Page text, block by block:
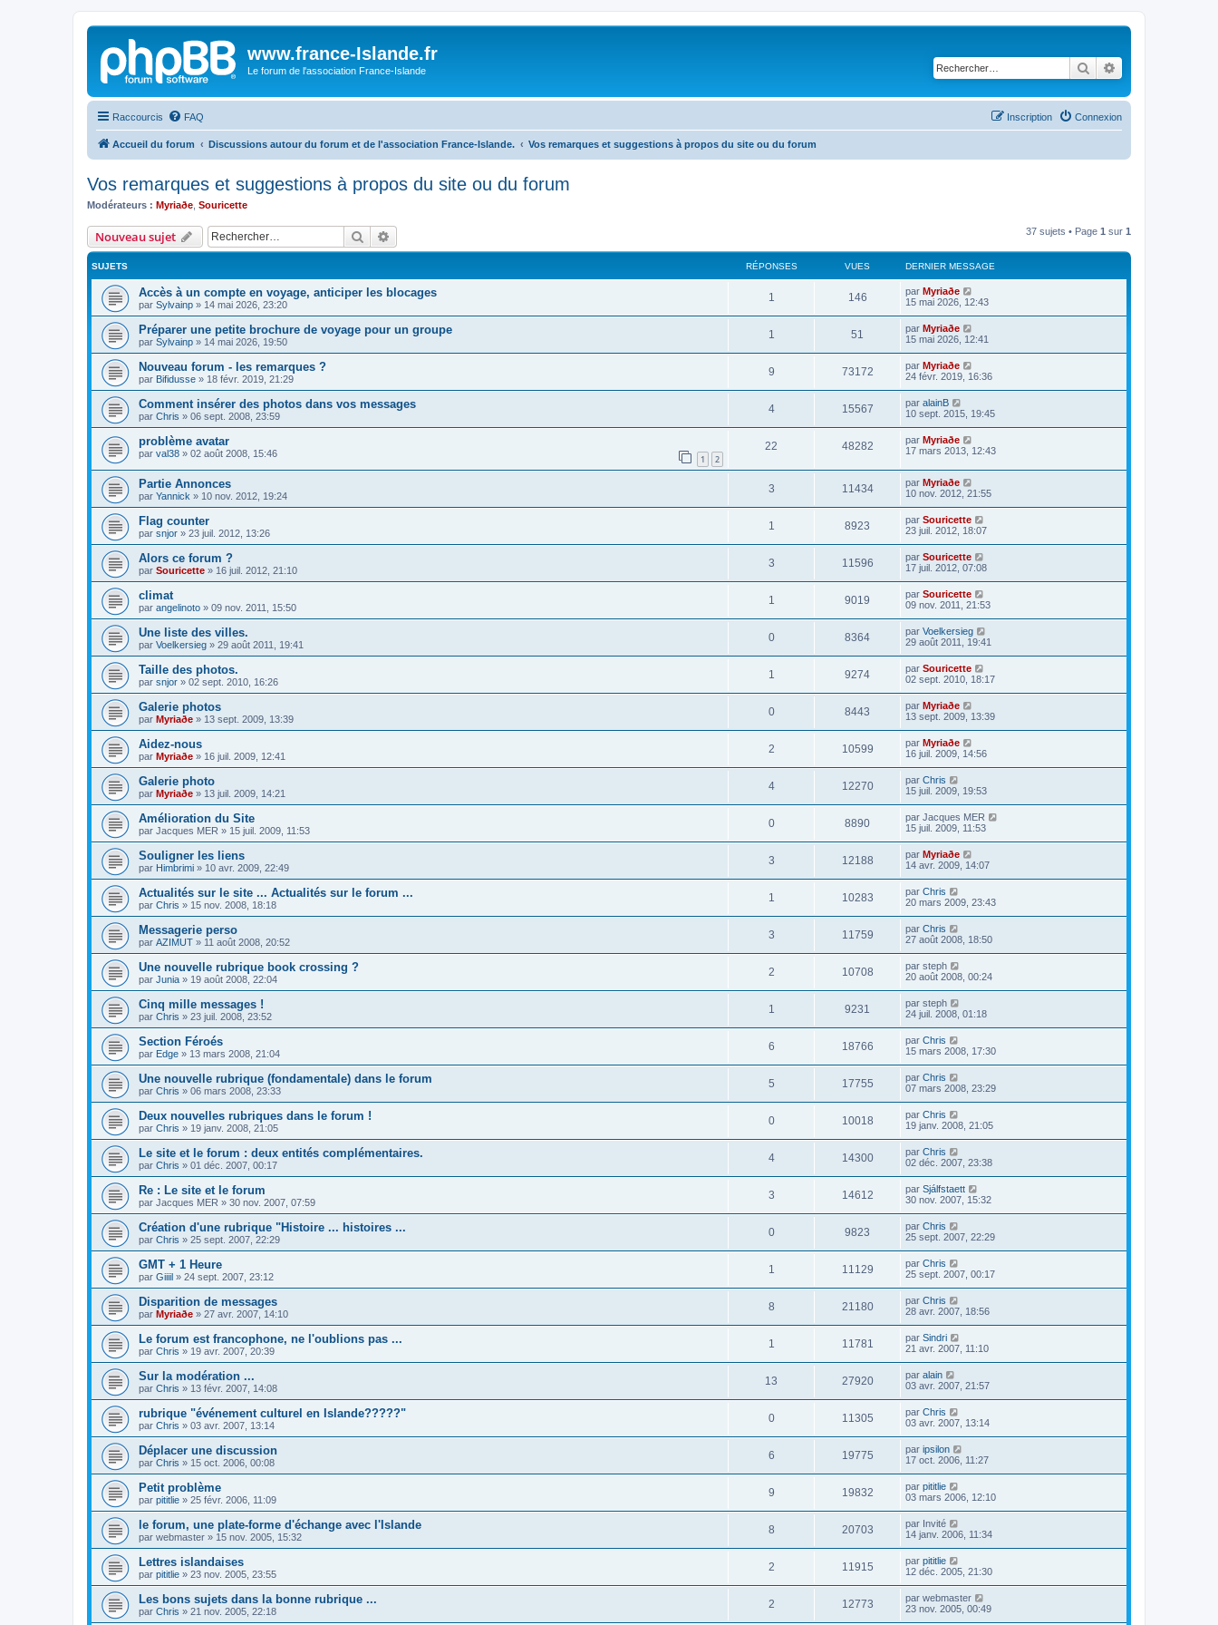
www.france-Islande.fr
Le forum de l'association France-Islande Rechercher
Raccourcis FAQ Connexion
Inscription
Accueil du forum Discussions autour du forum et de l'association France-Islande. Vos remarques et suggestions à propos du site ou du forum
Vos remarques et suggestions à propos du site ou du forum
Modérateurs : Myriaðe Souricette
Nouveau sujet Rechercher 37 sujets • Page 1 sur 1
SUJETS RÉPONSES VUES DERNIER MESSAGE
Accès à un compte en voyage, anticiper les blocages
par Sylvainp » 14 mai 2026, 23:20
1 146 par Myriaðe
15 mai 2026, 12:43
Préparer une petite brochure de voyage pour un groupe
par Sylvainp » 14 mai 2026, 19:50
1 51 par Myriaðe
15 mai 2026, 12:41
Nouveau forum - les remarques ?
par Bifidusse » 18 févr. 2019, 21:29
9 73172 par Myriaðe
24 févr. 2019, 16:36
Comment insérer des photos dans vos messages
par Chris » 06 sept. 2008, 23:59
4 15567 par alainB
10 sept. 2015, 19:45
problème avatar
par val38 » 02 août 2008, 15:46 1 2
22 48282 par Myriaðe
17 mars 2013, 12:43
Partie Annonces
par Yannick » 10 nov. 2012, 19:24
3 11434 par Myriaðe
10 nov. 2012, 21:55
Flag counter
par snjor » 23 juil. 2012, 13:26
1 8923 par Souricette
23 juil. 2012, 18:07
Alors ce forum ?
par Souricette » 16 juil. 2012, 21:10
3 11596 par Souricette
17 juil. 2012, 07:08
climat
par angelinoto » 09 nov. 2011, 15:50
1 9019 par Souricette
09 nov. 2011, 21:53
Une liste des villes.
par Voelkersieg » 29 août 2011, 19:41
0 8364 par Voelkersieg
29 août 2011, 19:41
Taille des photos.
par snjor » 02 sept. 2010, 16:26
1 9274 par Souricette
02 sept. 2010, 18:17
Galerie photos
par Myriaðe » 13 sept. 2009, 13:39
0 8443 par Myriaðe
13 sept. 2009, 13:39
Aidez-nous
par Myriaðe » 16 juil. 2009, 12:41
2 10599 par Myriaðe
16 juil. 2009, 14:56
Galerie photo
par Myriaðe » 13 juil. 2009, 14:21
4 12270 par Chris
15 juil. 2009, 19:53
Amélioration du Site
par Jacques MER » 15 juil. 2009, 11:53
0 8890 par Jacques MER
15 juil. 2009, 11:53
Souligner les liens
par Himbrimi » 10 avr. 2009, 22:49
3 12188 par Myriaðe
14 avr. 2009, 14:07
Actualités sur le site ... Actualités sur le forum ...
par Chris » 15 nov. 2008, 18:18
1 10283 par Chris
20 mars 2009, 23:43
Messagerie perso
par AZIMUT » 11 août 2008, 20:52
3 11759 par Chris
27 août 2008, 18:50
Une nouvelle rubrique book crossing ?
par Junia » 19 août 2008, 22:04
2 10708 par steph
20 août 2008, 00:24
Cinq mille messages !
par Chris » 23 juil. 2008, 23:52
1 9231 par steph
24 juil. 2008, 01:18
Section Féroés
par Edge » 13 mars 2008, 21:04
6 18766 par Chris
15 mars 2008, 17:30
Une nouvelle rubrique (fondamentale) dans le forum
par Chris » 06 mars 2008, 23:33
5 17755 par Chris
07 mars 2008, 23:29
Deux nouvelles rubriques dans le forum !
par Chris » 19 janv. 2008, 21:05
0 10018 par Chris
19 janv. 2008, 21:05
Le site et le forum : deux entités complémentaires.
par Chris » 01 déc. 2007, 00:17
4 14300 par Chris
02 déc. 2007, 23:38
Re : Le site et le forum
par Jacques MER » 30 nov. 2007, 07:59
3 14612 par Sjálfstaett
30 nov. 2007, 15:32
Création d'une rubrique "Histoire ... histoires ...
par Chris » 25 sept. 2007, 22:29
0 9823 par Chris
25 sept. 2007, 22:29
GMT + 1 Heure
par Giiiil » 24 sept. 2007, 23:12
1 11129 par Chris
25 sept. 2007, 00:17
Disparition de messages
par Myriaðe » 27 avr. 2007, 14:10
8 21180 par Chris
28 avr. 2007, 18:56
Le forum est francophone, ne l'oublions pas ...
par Chris » 19 avr. 2007, 20:39
1 11781 par Sindri
21 avr. 2007, 11:10
Sur la modération ...
par Chris » 13 févr. 2007, 14:08
13 27920 par alain
03 avr. 2007, 21:57
rubrique "événement culturel en Islande?????"
par Chris » 03 avr. 2007, 13:14
0 11305 par Chris
03 avr. 2007, 13:14
Déplacer une discussion
par Chris » 15 oct. 2006, 00:08
6 19775 par ipsilon
17 oct. 2006, 11:27
Petit problème
par pititlie » 25 févr. 2006, 11:09
9 19832 par pititlie
03 mars 2006, 12:10
le forum, une plate-forme d'échange avec l'Islande
par webmaster » 15 nov. 2005, 15:32
8 20703 par Invité
14 janv. 2006, 11:34
Lettres islandaises
par pititlie » 23 nov. 2005, 23:55
2 11915 par pititlie
12 déc. 2005, 21:30
Les bons sujets dans la bonne rubrique ...
par Chris » 21 nov. 2005, 22:18
2 12773 par webmaster
23 nov. 2005, 00:49